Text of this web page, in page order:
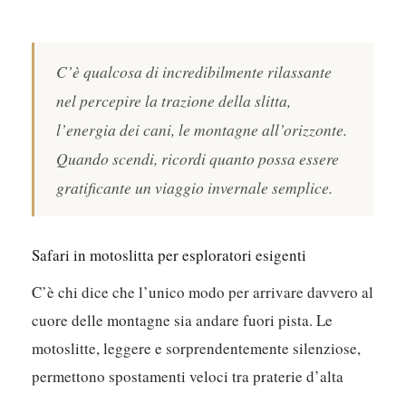
C’è qualcosa di incredibilmente rilassante
nel percepire la trazione della slitta,
l’energia dei cani, le montagne all’orizzonte.
Quando scendi, ricordi quanto possa essere
gratificante un viaggio invernale semplice.
Safari in motoslitta per esploratori esigenti
C’è chi dice che l’unico modo per arrivare davvero al
cuore delle montagne sia andare fuori pista. Le
motoslitte, leggere e sorprendentemente silenziose,
permettono spostamenti veloci tra praterie d’alta